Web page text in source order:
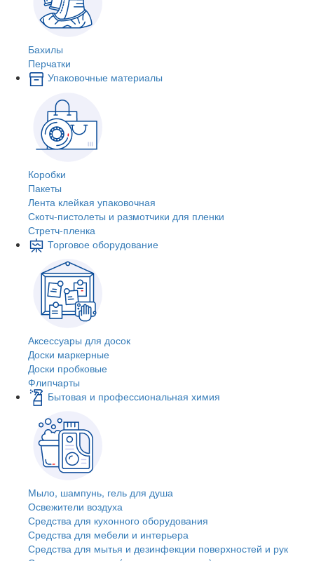
Бахилы
Перчатки
Упаковочные материалы
Коробки
Пакеты
Лента клейкая упаковочная
Скотч-пистолеты и размотчики для пленки
Стретч-пленка
Торговое оборудование
Аксессуары для досок
Доски маркерные
Доски пробковые
Флипчарты
Бытовая и профессиональная химия
Мыло, шампунь, гель для душа
Освежители воздуха
Средства для кухонного оборудования
Средства для мебели и интерьера
Средства для мытья и дезинфекции поверхностей и рук